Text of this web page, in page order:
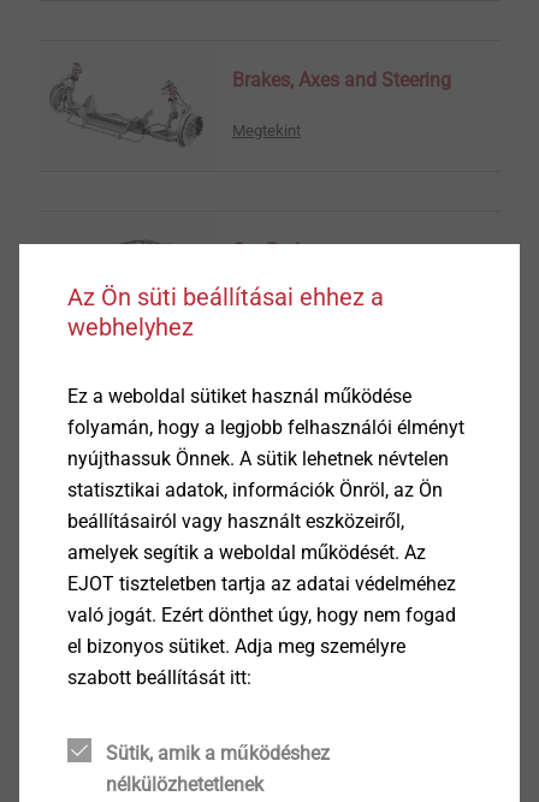
Brakes, Axes and Steering
Megtekint
Car Body
Megtekint
Clutch and Gearbox
Cockpit, Assistance and
Entertainment
Megtekint
Instrument Panel and Centre
Console
Az Ön süti beállításai ehhez a
webhelyhez
Ez a weboldal sütiket használ működése
folyamán, hogy a legjobb felhasználói élményt
nyújthassuk Önnek. A sütik lehetnek névtelen
statisztikai adatok, információk Önröl, az Ön
beállításairól vagy használt eszközeiről,
amelyek segítik a weboldal működését. Az
EJOT tiszteletben tartja az adatai védelméhez
való jogát. Ezért dönthet úgy, hogy nem fogad
el bizonyos sütiket. Adja meg személyre
szabott beállítását itt:
Sütik, amik a működéshez
nélkülözhetetlenek